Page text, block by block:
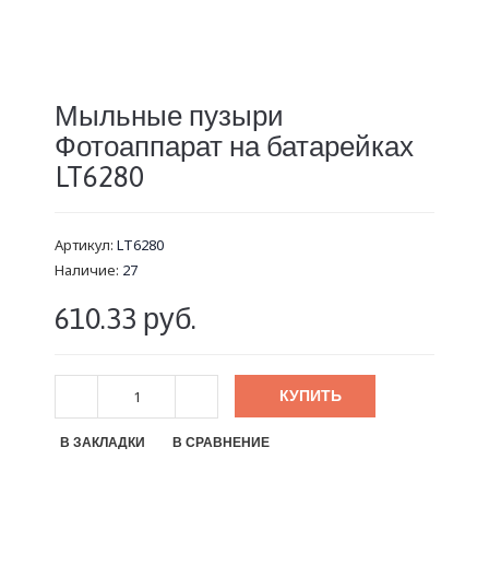
Мыльные пузыри
Фотоаппарат на батарейках
LT6280
Артикул: LT6280
Наличие: 27
610.33 руб.
КУПИТЬ
В ЗАКЛАДКИ В СРАВНЕНИЕ